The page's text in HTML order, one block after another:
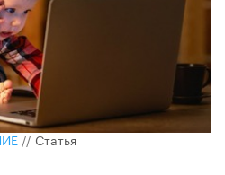
//Статья